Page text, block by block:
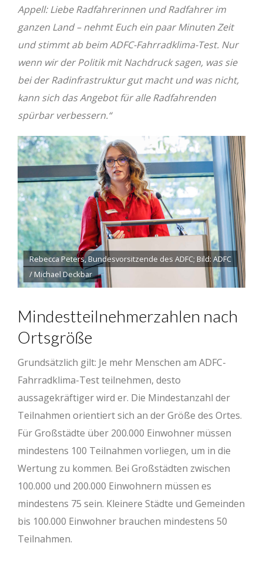
Appell: Liebe Radfahrerinnen und Radfahrer im
ganzen Land – nehmt Euch ein paar Minuten Zeit
und stimmt ab beim ADFC-Fahrradklima-Test. Nur
wenn wir der Politik mit Nachdruck sagen, was sie
bei der Radinfrastruktur gut macht und was nicht,
kann sich das Angebot für alle Radfahrenden
spürbar verbessern.“
Rebecca Peters, Bundesvorsitzende des ADFC; Bild: ADFC
/ Michael Deckbar
Mindestteilnehmerzahlen nach
Ortsgröße
Grundsätzlich gilt: Je mehr Menschen am ADFC-
Fahrradklima-Test teilnehmen, desto
aussagekräftiger wird er. Die Mindestanzahl der
Teilnahmen orientiert sich an der Größe des Ortes.
Für Großstädte über 200.000 Einwohner müssen
mindestens 100 Teilnahmen vorliegen, um in die
Wertung zu kommen. Bei Großstädten zwischen
100.000 und 200.000 Einwohnern müssen es
mindestens 75 sein. Kleinere Städte und Gemeinden
bis 100.000 Einwohner brauchen mindestens 50
Teilnahmen.